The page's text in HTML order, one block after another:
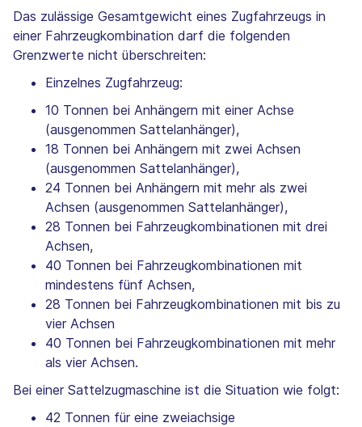
Das zulässige Gesamtgewicht eines Zugfahrzeugs in
einer Fahrzeugkombination darf die folgenden
Grenzwerte nicht überschreiten:
Einzelnes Zugfahrzeug:
10 Tonnen bei Anhängern mit einer Achse
(ausgenommen Sattelanhänger),
18 Tonnen bei Anhängern mit zwei Achsen
(ausgenommen Sattelanhänger),
24 Tonnen bei Anhängern mit mehr als zwei
Achsen (ausgenommen Sattelanhänger),
28 Tonnen bei Fahrzeugkombinationen mit drei
Achsen,
40 Tonnen bei Fahrzeugkombinationen mit
mindestens fünf Achsen,
28 Tonnen bei Fahrzeugkombinationen mit bis zu
vier Achsen
40 Tonnen bei Fahrzeugkombinationen mit mehr
als vier Achsen.
Bei einer Sattelzugmaschine ist die Situation wie folgt:
42 Tonnen für eine zweiachsige